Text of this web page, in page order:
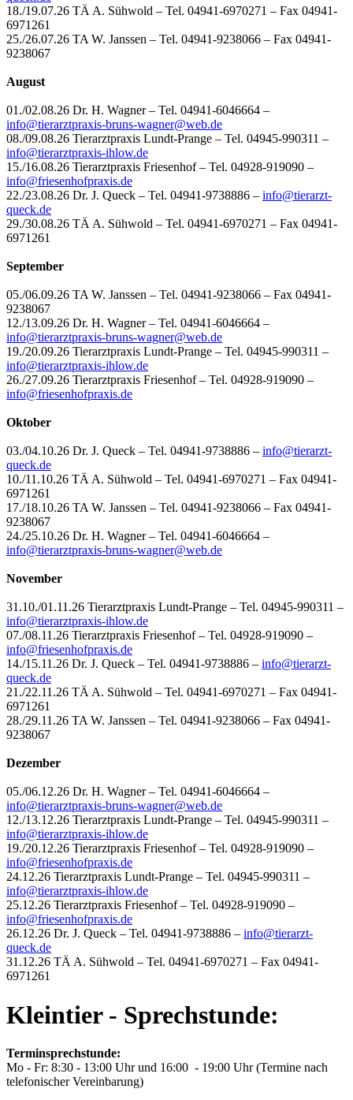
18./19.07.26 TÄ A. Sühwold – Tel. 04941-6970271 – Fax 04941-
6971261
25./26.07.26 TA W. Janssen – Tel. 04941-9238066 – Fax 04941-
9238067
August
01./02.08.26 Dr. H. Wagner – Tel. 04941-6046664 –
info@tierarztpraxis-bruns-wagner@web.de
08./09.08.26 Tierarztpraxis Lundt-Prange – Tel. 04945-990311 –
info@tierarztpraxis-ihlow.de
15./16.08.26 Tierarztpraxis Friesenhof – Tel. 04928-919090 –
info@friesenhofpraxis.de
22./23.08.26 Dr. J. Queck – Tel. 04941-9738886 – info@tierarzt-
queck.de
29./30.08.26 TÄ A. Sühwold – Tel. 04941-6970271 – Fax 04941-
6971261
September
05./06.09.26 TA W. Janssen – Tel. 04941-9238066 – Fax 04941-
9238067
12./13.09.26 Dr. H. Wagner – Tel. 04941-6046664 –
info@tierarztpraxis-bruns-wagner@web.de
19./20.09.26 Tierarztpraxis Lundt-Prange – Tel. 04945-990311 –
info@tierarztpraxis-ihlow.de
26./27.09.26 Tierarztpraxis Friesenhof – Tel. 04928-919090 –
info@friesenhofpraxis.de
Oktober
03./04.10.26 Dr. J. Queck – Tel. 04941-9738886 – info@tierarzt-
queck.de
10./11.10.26 TÄ A. Sühwold – Tel. 04941-6970271 – Fax 04941-
6971261
17./18.10.26 TA W. Janssen – Tel. 04941-9238066 – Fax 04941-
9238067
24./25.10.26 Dr. H. Wagner – Tel. 04941-6046664 –
info@tierarztpraxis-bruns-wagner@web.de
November
31.10./01.11.26 Tierarztpraxis Lundt-Prange – Tel. 04945-990311 –
info@tierarztpraxis-ihlow.de
07./08.11.26 Tierarztpraxis Friesenhof – Tel. 04928-919090 –
info@friesenhofpraxis.de
14./15.11.26 Dr. J. Queck – Tel. 04941-9738886 – info@tierarzt-
queck.de
21./22.11.26 TÄ A. Sühwold – Tel. 04941-6970271 – Fax 04941-
6971261
28./29.11.26 TA W. Janssen – Tel. 04941-9238066 – Fax 04941-
9238067
Dezember
05./06.12.26 Dr. H. Wagner – Tel. 04941-6046664 –
info@tierarztpraxis-bruns-wagner@web.de
12./13.12.26 Tierarztpraxis Lundt-Prange – Tel. 04945-990311 –
info@tierarztpraxis-ihlow.de
19./20.12.26 Tierarztpraxis Friesenhof – Tel. 04928-919090 –
info@friesenhofpraxis.de
24.12.26 Tierarztpraxis Lundt-Prange – Tel. 04945-990311 –
info@tierarztpraxis-ihlow.de
25.12.26 Tierarztpraxis Friesenhof – Tel. 04928-919090 –
info@friesenhofpraxis.de
26.12.26 Dr. J. Queck – Tel. 04941-9738886 – info@tierarzt-
queck.de
31.12.26 TÄ A. Sühwold – Tel. 04941-6970271 – Fax 04941-
6971261
Kleintier - Sprechstunde:
Terminsprechstunde:
Mo - Fr: 8:30 - 13:00 Uhr und 16:00 - 19:00 Uhr (Termine nach
telefonischer Vereinbarung)